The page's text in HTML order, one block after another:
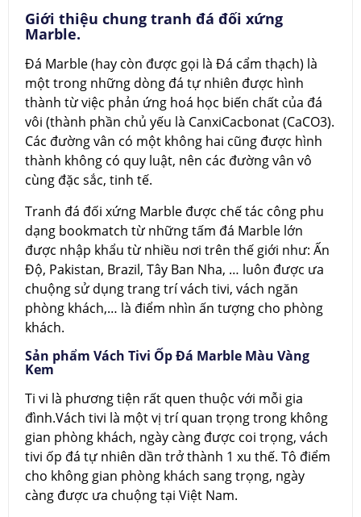
Giới thiệu chung tranh đá đối xứng
Marble.
Đá Marble (hay còn được gọi là Đá cẩm thạch) là
một trong những dòng đá tự nhiên được hình
thành từ việc phản ứng hoá học biến chất của đá
vôi (thành phần chủ yếu là CanxiCacbonat (CaCO3).
Các đường vân có một không hai cũng được hình
thành không có quy luật, nên các đường vân vô
cùng đặc sắc, tinh tế.
Tranh đá đối xứng Marble được chế tác công phu
dạng bookmatch từ những tấm đá Marble lớn
được nhập khẩu từ nhiều nơi trên thế giới như: Ấn
Độ, Pakistan, Brazil, Tây Ban Nha, … luôn được ưa
chuộng sử dụng trang trí vách tivi, vách ngăn
phòng khách,… là điểm nhìn ấn tượng cho phòng
khách.
Sản phẩm Vách Tivi Ốp Đá Marble Màu Vàng
Kem
Ti vi là phương tiện rất quen thuộc với mỗi gia
đình.Vách tivi là một vị trí quan trọng trong không
gian phòng khách, ngày càng được coi trọng, vách
tivi ốp đá tự nhiên dần trở thành 1 xu thế. Tô điểm
cho không gian phòng khách sang trọng, ngày
càng được ưa chuộng tại Việt Nam.